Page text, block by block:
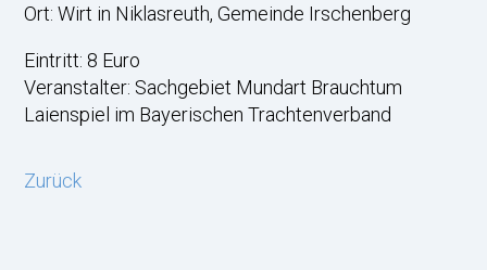
Ort: Wirt in Niklasreuth, Gemeinde Irschenberg
Eintritt: 8 Euro
Veranstalter: Sachgebiet Mundart Brauchtum
Laienspiel im Bayerischen Trachtenverband
Zurück